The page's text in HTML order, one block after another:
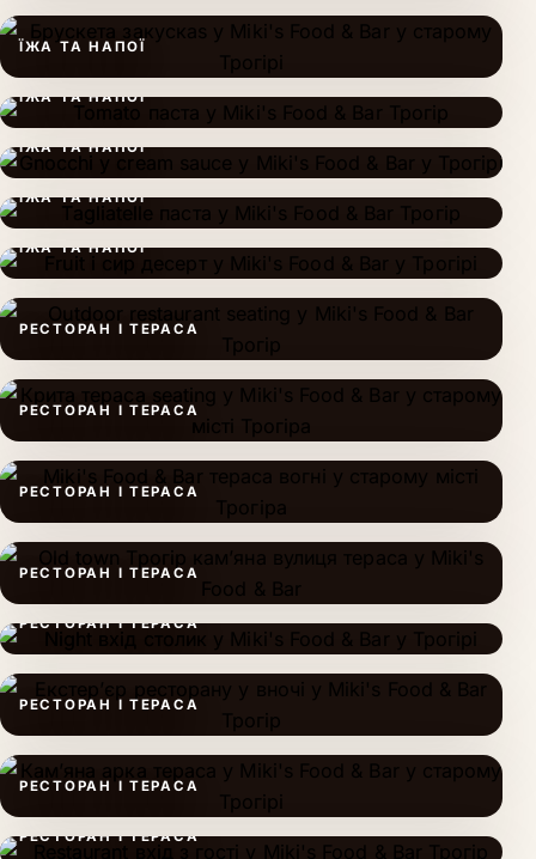
ЇЖА ТА НАПОЇ
ЇЖА ТА НАПОЇ
ЇЖА ТА НАПОЇ
ЇЖА ТА НАПОЇ
ЇЖА ТА НАПОЇ
РЕСТОРАН І ТЕРАСА
РЕСТОРАН І ТЕРАСА
РЕСТОРАН І ТЕРАСА
РЕСТОРАН І ТЕРАСА
РЕСТОРАН І ТЕРАСА
РЕСТОРАН І ТЕРАСА
РЕСТОРАН І ТЕРАСА
РЕСТОРАН І ТЕРАСА